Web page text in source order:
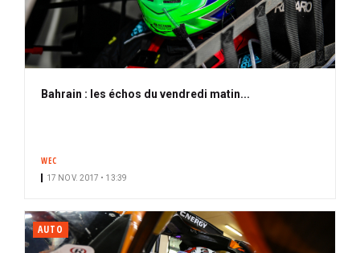
Bahrain : les échos du vendredi matin...
WEC
17 NOV. 2017 • 13:39
AUTO